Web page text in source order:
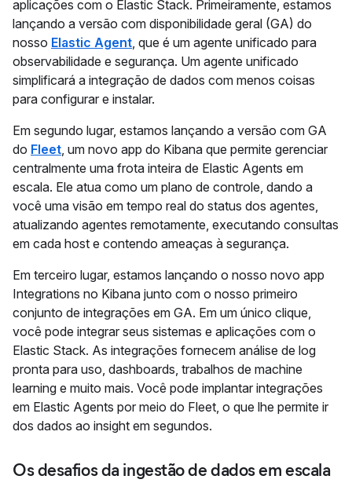
aplicações com o Elastic Stack. Primeiramente, estamos
lançando a versão com disponibilidade geral (GA) do
nosso Elastic Agent, que é um agente unificado para
observabilidade e segurança. Um agente unificado
simplificará a integração de dados com menos coisas
para configurar e instalar.
Em segundo lugar, estamos lançando a versão com GA
do Fleet, um novo app do Kibana que permite gerenciar
centralmente uma frota inteira de Elastic Agents em
escala. Ele atua como um plano de controle, dando a
você uma visão em tempo real do status dos agentes,
atualizando agentes remotamente, executando consultas
em cada host e contendo ameaças à segurança.
Em terceiro lugar, estamos lançando o nosso novo app
Integrations no Kibana junto com o nosso primeiro
conjunto de integrações em GA. Em um único clique,
você pode integrar seus sistemas e aplicações com o
Elastic Stack. As integrações fornecem análise de log
pronta para uso, dashboards, trabalhos de machine
learning e muito mais. Você pode implantar integrações
em Elastic Agents por meio do Fleet, o que lhe permite ir
dos dados ao insight em segundos.
Os desafios da ingestão de dados em escala